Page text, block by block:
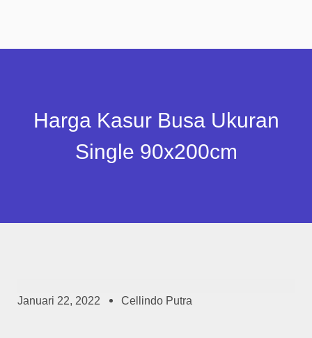
Harga Kasur Busa Ukuran
Single 90x200cm
Januari 22, 2022 Cellindo Putra